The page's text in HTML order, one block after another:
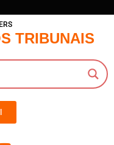
TRIBUNAIS